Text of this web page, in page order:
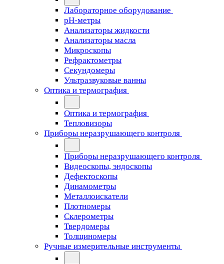
Лабораторное оборудование
pH-метры
Анализаторы жидкости
Анализаторы масла
Микроскопы
Рефрактометры
Секундомеры
Ультразвуковые ванны
Оптика и термография
Оптика и термография
Тепловизоры
Приборы неразрушающего контроля
Приборы неразрушающего контроля
Видеоскопы, эндоскопы
Дефектоскопы
Динамометры
Металлоискатели
Плотномеры
Склерометры
Твердомеры
Толщиномеры
Ручные измерительные инструменты